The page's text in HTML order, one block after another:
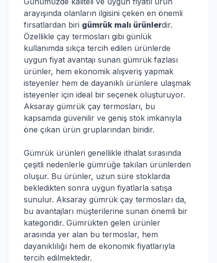
arayışında olanların ilgisini çeken en önemli
fırsatlardan biri gümrük malı ürünlerdir.
Özellikle çay termosları gibi günlük
kullanımda sıkça tercih edilen ürünlerde
uygun fiyat avantajı sunan gümrük fazlası
ürünler, hem ekonomik alışveriş yapmak
isteyenler hem de dayanıklı ürünlere ulaşmak
isteyenler için ideal bir seçenek oluşturuyor.
Aksaray gümrük çay termosları, bu
kapsamda güvenilir ve geniş stok imkanıyla
öne çıkan ürün gruplarından biridir.
Gümrük ürünleri genellikle ithalat sırasında
çeşitli nedenlerle gümrüğe takılan ürünlerden
oluşur. Bu ürünler, uzun süre stoklarda
bekledikten sonra uygun fiyatlarla satışa
sunulur. Aksaray gümrük çay termosları da,
bu avantajları müşterilerine sunan önemli bir
kategoridir. Gümrükten gelen ürünler
arasında yer alan bu termoslar, hem
dayanıklılığı hem de ekonomik fiyatlarıyla
tercih edilmektedir.